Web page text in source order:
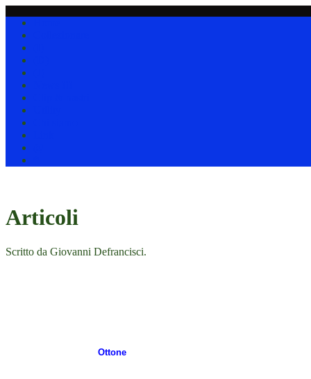
Articoli
Scritto da Giovanni Defrancisci.
Ottone